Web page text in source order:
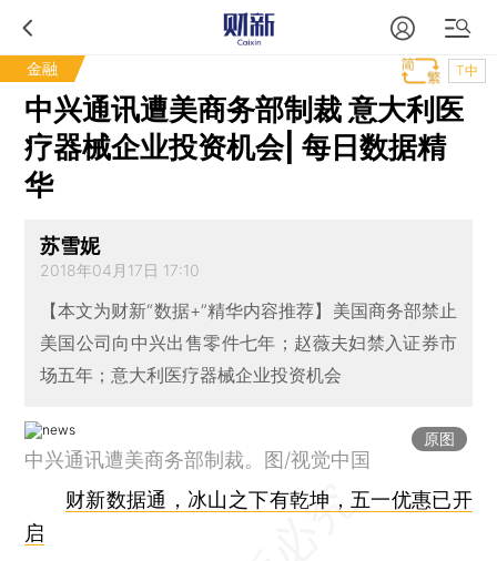
金融 T中
中兴通讯遭美商务部制裁 意大利医
疗器械企业投资机会| 每日数据精
华
苏雪妮
2018年04月17日 17:10
【本文为财新“数据+”精华内容推荐】美国商务部禁止
美国公司向中兴出售零件七年；赵薇夫妇禁入证券市
场五年；意大利医疗器械企业投资机会
原图
中兴通讯遭美商务部制裁。图/视觉中国
财新数据通，冰山之下有乾坤，五一优惠已开
启